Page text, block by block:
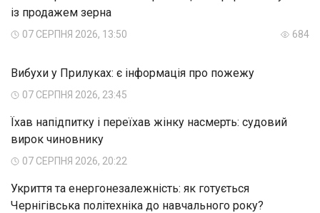
із продажем зерна
07 СЕРПНЯ 2026, 13:50 684
Вибухи у Прилуках: є інформація про пожежу
07 СЕРПНЯ 2026, 23:45
Їхав напідпитку і переїхав жінку насмерть: судовий
вирок чиновнику
07 СЕРПНЯ 2026, 20:22
Укриття та енергонезалежність: як готується
Чернігівська політехніка до навчального року?